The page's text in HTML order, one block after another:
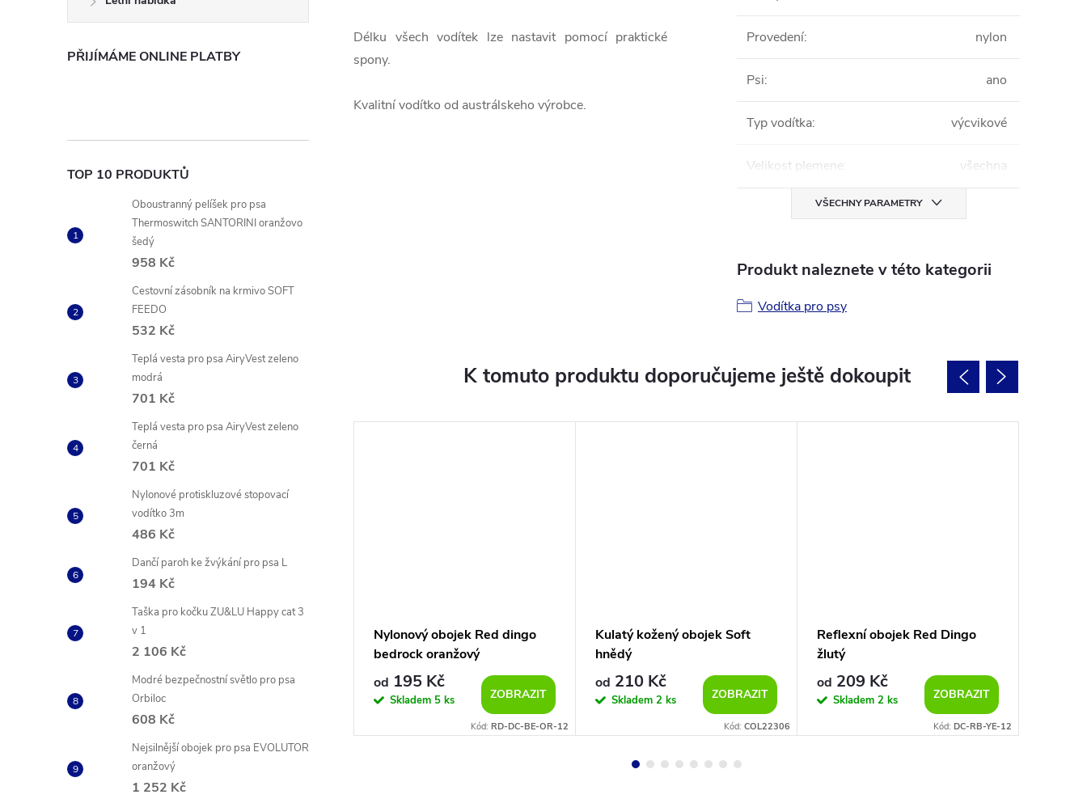
PŘIJÍMÁME ONLINE PLATBY
TOP 10 PRODUKTŮ
Oboustranný pelíšek pro psa
Thermoswitch SANTORINI oranžovo
šedý
958 Kč
Cestovní zásobník na krmivo SOFT
FEEDO
532 Kč
Teplá vesta pro psa AiryVest zeleno
modrá
701 Kč
Teplá vesta pro psa AiryVest zeleno
černá
701 Kč
Nylonové protiskluzové stopovací
vodítko 3m
486 Kč
Dančí paroh ke žvýkání pro psa L
194 Kč
Taška pro kočku ZU&LU Happy cat 3
v 1
2 106 Kč
Modré bezpečnostní světlo pro psa
Orbiloc
608 Kč
Nejsilnější obojek pro psa EVOLUTOR
oranžový
1 252 Kč
Délku všech vodítek lze nastavit pomocí praktické
spony.
Kvalitní vodítko od austrálskeho výrobce.
Provedení: nylon
Psi: ano
Typ vodítka: výcvikové
Velikost plemene: všechna
VŠECHNY PARAMETRY
Produkt naleznete v této kategorii
Vodítka pro psy
K tomuto produktu doporučujeme ještě dokoupit
obojek hnědý
ZOBRAZIT
tmavě modrý
od209 Kč
Nylonový obojek Red dingo
bedrock oranžový
od 195 Kč
Skladem 5 ks ZOBRAZIT
Kód: RD-DC-BE-OR-12
Kulatý kožený obojek Soft
hnědý
od 210 Kč
Skladem 2 ks ZOBRAZIT
Kód: COL22306
Reflexní obojek Red Dingo
žlutý
od 209 Kč
Skladem 2 ks ZOBRAZIT
Kód: DC-RB-YE-12